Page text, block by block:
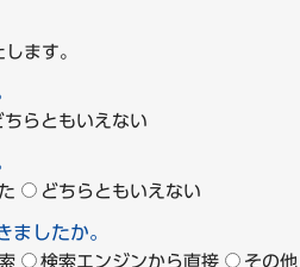
ます。
ちらともいえない
どちらともいえない
ましたか。
検索エンジンから直接 その他